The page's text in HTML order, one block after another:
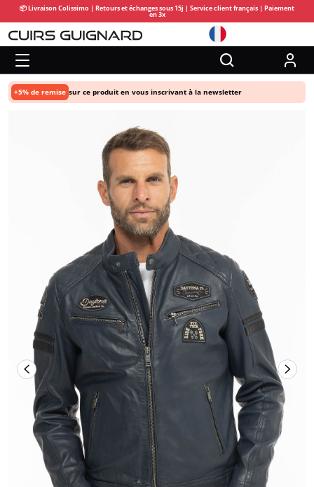
📦 Livraison Colissimo | Retours et échanges sous 15j | Service client français | Paiement
en 3x
+5% de remise sur ce produit en vous inscrivant à la newsletter